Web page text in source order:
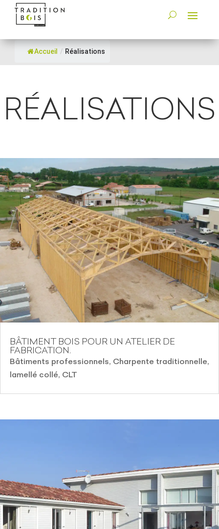
Accueil / Réalisations
RÉALISATIONS
BÂTIMENT BOIS POUR UN ATELIER DE
FABRICATION.
Bâtiments professionnels, Charpente traditionnelle,
lamellé collé, CLT